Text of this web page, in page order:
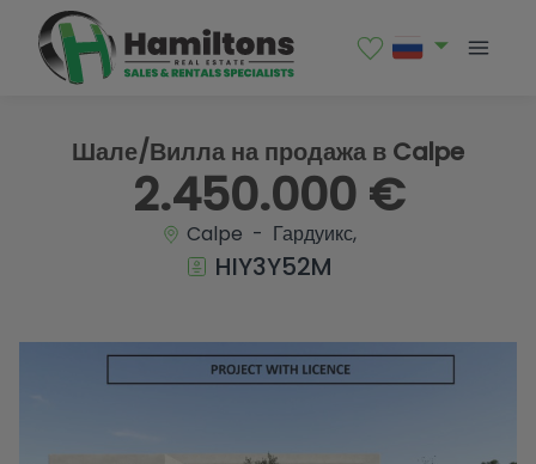
Шале/Вилла на продажа в Calpe
2.450.000 €
Calpe - Гардуикс,
HIY3Y52M
1 / 12